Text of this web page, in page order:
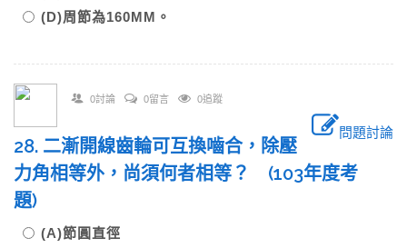
(D)周節為160MM。
0討論 0留言 0追蹤
問題討論
28. 二漸開線齒輪可互換嚙合，除壓
力角相等外，尚須何者相等？ (103年度考
題)
(A)節圓直徑